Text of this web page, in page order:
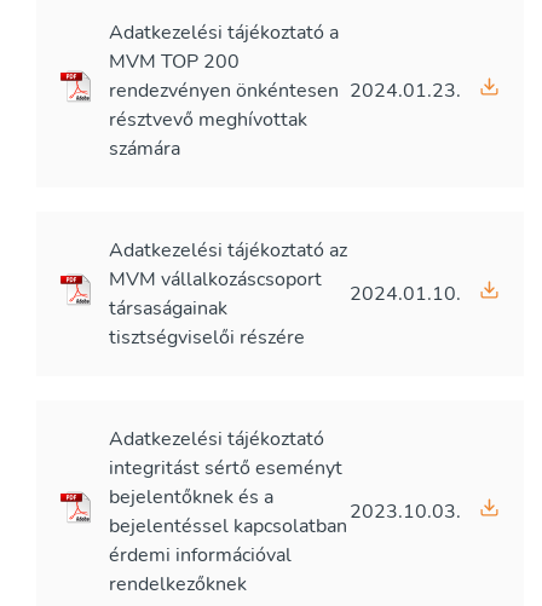
Adatkezelési tájékoztató a
MVM TOP 200
rendezvényen önkéntesen
résztvevő meghívottak
számára
2024.01.23.
Adatkezelési tájékoztató az
MVM vállalkozáscsoport
társaságainak
tisztségviselői részére
2024.01.10.
Adatkezelési tájékoztató
integritást sértő eseményt
bejelentőknek és a
bejelentéssel kapcsolatban
érdemi információval
rendelkezőknek
2023.10.03.